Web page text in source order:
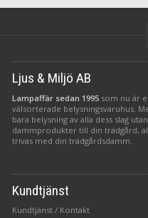
Ljus & Miljö AB
Lampaffär sedan 1995 som nu är
välsorterade belysningsvaruhus.
bara belysning av alla dess slag
dammprodukter till din trädgård,
trivas med din trädgårdsdamm.
Kundtjänst
Kundtjänst / Kontakt